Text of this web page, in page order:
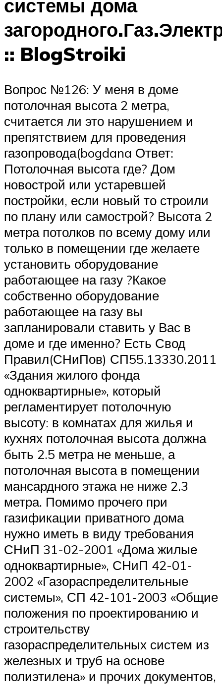
системы дома
:: BlogStroiki
Вопрос №126: У меня в доме
потолочная высота 2 метра,
считается ли это нарушением и
препятствием для проведения
газопровода(bogdana Ответ:
Потолочная высота где? Дом
новострой или устаревшей
постройки, если новый то строили
по плану или самострой? Высота 2
метра потолков по всему дому или
только в помещении где желаете
установить оборудование
работающее на газу ?Какое
собственно оборудование
работающее на газу вы
запланировали ставить у Вас в
доме и где именно? Есть Свод
Правил(СНиПов) СП55.13330.2011
«Здания жилого фонда
одноквартирные», который
регламентирует потолочную
высоту: в комнатах для жилья и
кухнях потолочная высота должна
быть 2.5 метра не меньше, а
потолочная высота в помещении
мансардного этажа не ниже 2.3
метра. Помимо прочего при
газификации приватного дома
нужно иметь в виду требования
СНиП 31-02-2001 «Дома жилые
одноквартирные», СНиП 42-01-
2002 «Газораспределительные
системы», СП 42-101-2003 «Общие
положения по проектированию и
строительству
газораспределительных систем из
железных и труб на основе
полиэтилена» и прочих документов,